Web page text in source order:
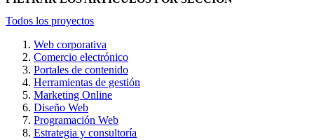
Todos los proyectos
Web corporativa
Comercio electrónico
Portales de contenido
Herramientas de gestión
Marketing Online
Diseño Web
Programación Web
Estrategia y consultoría